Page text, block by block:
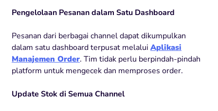
Pengelolaan Pesanan dalam Satu Dashboard
Pesanan dari berbagai channel dapat dikumpulkan
dalam satu dashboard terpusat melalui Aplikasi
Manajemen Order. Tim tidak perlu berpindah-pindah
platform untuk mengecek dan memproses order.
Update Stok di Semua Channel